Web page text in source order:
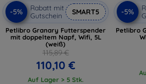
-5%
Rabatt mit
Gutschein
SMART5
Petlibro Granary Futterspender
mit doppeltem Napf, Wifi, 5L
(weiß)
115,89 €
110,10 €
Auf Lager > 5 Stk.
-5%
Petlibro